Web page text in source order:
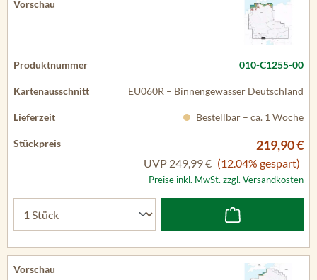
010-C1255-00
EU060R – Binnengewässer Deutschland
Bestellbar – ca. 1 Woche
219,90 €
UVP 249,99 € (12.04% gespart)
Preise inkl. MwSt. zzgl. Versandkosten